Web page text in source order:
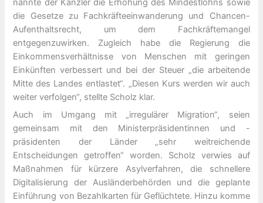
nannte der Kanzler die Erhöhung des Mindestlohns sowie
die Gesetze zu Fachkräfteeinwanderung und Chancen-
Aufenthaltsrecht, um dem Fachkräftemangel
entgegenzuwirken. Zugleich habe die Regierung die
Einkommensverhältnisse von Menschen mit geringen
Einkünften verbessert und bei der Steuer „die arbeitende
Mitte des Landes entlastet“. „Diesen Kurs werden wir auch
weiter verfolgen“, stellte Scholz klar.
Auch im Umgang mit „irregulärer Migration“, seien
gemeinsam mit den Ministerpräsidentinnen und -
präsidenten der Länder „sehr weitreichende
Entscheidungen getroffen“ worden. Scholz verwies auf
Maßnahmen für kürzere Asylverfahren, die schnellere
Digitalisierung der Ausländerbehörden und die geplante
Einführung von Bezahlkarten für Geflüchtete. Hinzu komme